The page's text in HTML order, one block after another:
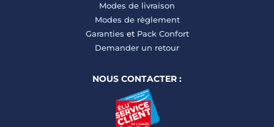
Modes de livraison
Modes de règlement
Garanties et Pack Confort
Demander un retour
NOUS CONTACTER :